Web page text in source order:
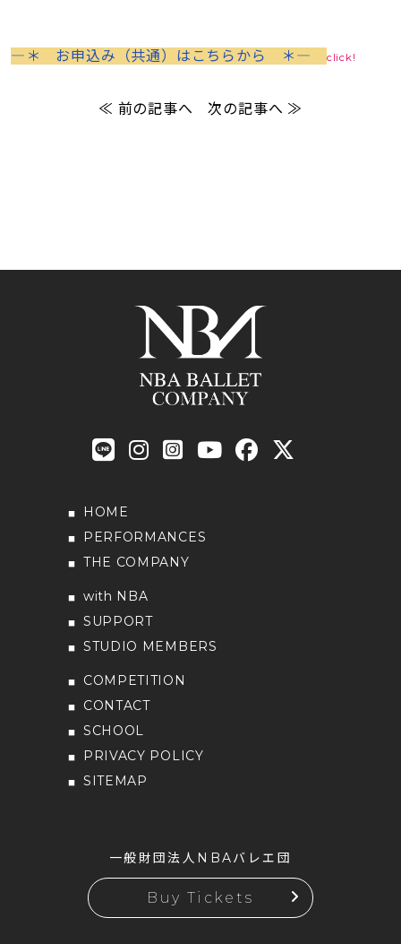
―＊ お申込み（共通）はこちらから ＊― click!
≪ 前の記事へ 次の記事へ ≫
HOME
PERFORMANCES
THE COMPANY
with NBA
SUPPORT
STUDIO MEMBERS
COMPETITION
CONTACT
SCHOOL
PRIVACY POLICY
SITEMAP
一般財団法人NBAバレエ団
Buy Tickets